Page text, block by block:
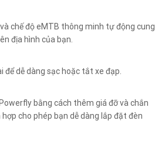
chế độ eMTB thông minh tự động cung
địa hình của bạn.
dễ dàng sạc hoặc tắt xe đạp.
bằng cách thêm giá đỡ và chắn
cho phép bạn dễ dàng lắp đặt đèn